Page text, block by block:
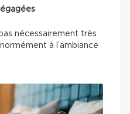
nécessairement très
à l’ambiance